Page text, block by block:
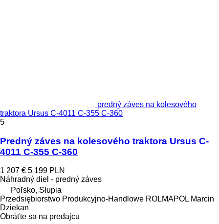
predný záves na kolesového
traktora Ursus C-4011 C-355 C-360
5
Predný záves na kolesového traktora Ursus C-
4011 C-355 C-360
1 207 € 5 199 PLN
Náhradný diel - predný záves
Poľsko, Słupia
Przedsiębiorstwo Produkcyjno-Handlowe ROLMAPOL Marcin
Dziekan
Obráťte sa na predajcu